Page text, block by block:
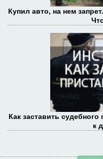
Купил авто, на нем
Как заставить
к